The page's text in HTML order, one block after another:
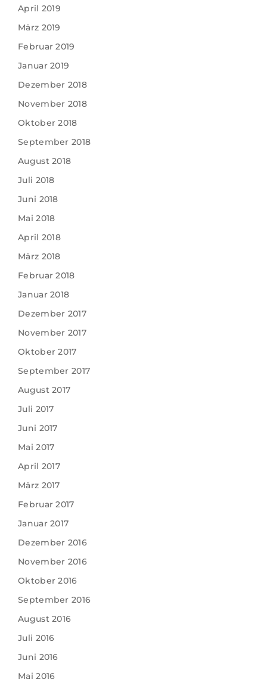
April 2019
März 2019
Februar 2019
Januar 2019
Dezember 2018
November 2018
Oktober 2018
September 2018
August 2018
Juli 2018
Juni 2018
Mai 2018
April 2018
März 2018
Februar 2018
Januar 2018
Dezember 2017
November 2017
Oktober 2017
September 2017
August 2017
Juli 2017
Juni 2017
Mai 2017
April 2017
März 2017
Februar 2017
Januar 2017
Dezember 2016
November 2016
Oktober 2016
September 2016
August 2016
Juli 2016
Juni 2016
Mai 2016